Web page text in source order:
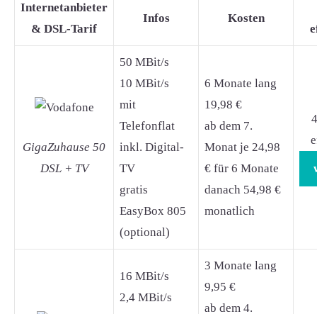
Internetanbieter
& DSL-Tarif
Infos Kosten
GigaZuhause 50
DSL + TV
50 MBit/s
10 MBit/s
mit
Telefonflat
inkl. Digital-
TV
gratis
EasyBox 805
(optional)
6 Monate lang
19,98 €
ab dem 7.
Monat je 24,98
€ für 6 Monate
danach 54,98 €
monatlich
16 MBit/s
2,4 MBit/s
3 Monate lang
9,95 €
ab dem 4.